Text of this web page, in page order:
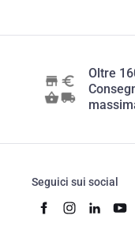
Oltre
Seguici sui social